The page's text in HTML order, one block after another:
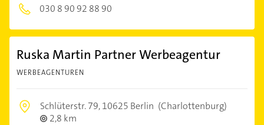
030 8 90 92 88 90
Ruska Martin Partner Werbeagentur
WERBEAGENTUREN
Schlüterstr. 79,10625 Berlin (Charlottenburg)
2,8 km